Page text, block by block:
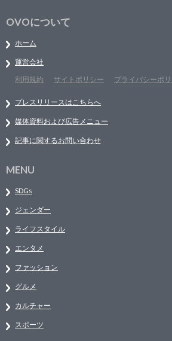
OVOについて
ホーム
運営会社
利用規約
サイトポリシー プライバシーポ
プレスリリースはこちらへ
媒体資料および広告メニュー
記事に関するお問い合わせ
MENU
SDGs
ジェンダー
ライフスタイル
エンタメ
ファッション
グルメ
カルチャー
スポーツ